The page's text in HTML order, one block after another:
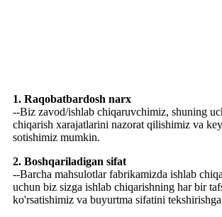
1. Raqobatbardosh narx
--Biz zavod/ishlab chiqaruvchimiz, shuning
chiqarish xarajatlarini nazorat qilishimiz va
sotishimiz mumkin.
2. Boshqariladigan sifat
--Barcha mahsulotlar fabrikamizda ishlab
uchun biz sizga ishlab chiqarishning har bir
ko'rsatishimiz va buyurtma sifatini